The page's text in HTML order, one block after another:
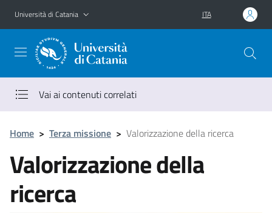
Vai al contenuto principale
Vai al menu di navigazione
Università di Catania ITA
Vai ai contenuti correlati
Home > Terza missione > Valorizzazione della ricerca
Valorizzazione della
ricerca